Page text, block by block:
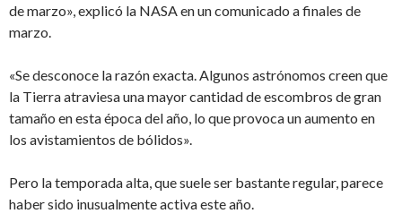
de marzo», explicó la NASA en un comunicado a finales de
marzo.
«Se desconoce la razón exacta. Algunos astrónomos creen que
la Tierra atraviesa una mayor cantidad de escombros de gran
tamaño en esta época del año, lo que provoca un aumento en
los avistamientos de bólidos».
Pero la temporada alta, que suele ser bastante regular, parece
haber sido inusualmente activa este año.